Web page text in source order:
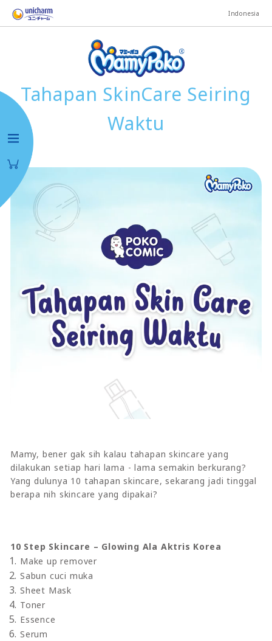
Indonesia
Tahapan SkinCare Seiring
Waktu
Mamy, bener gak sih kalau tahapan skincare yang
dilakukan setiap hari lama - lama semakin berkurang?
Yang dulunya 10 tahapan skincare, sekarang jadi tinggal
berapa nih skincare yang dipakai?
10 Step Skincare – Glowing Ala Aktris Korea
Make up remover
Sabun cuci muka
Sheet Mask
Toner
Essence
Serum